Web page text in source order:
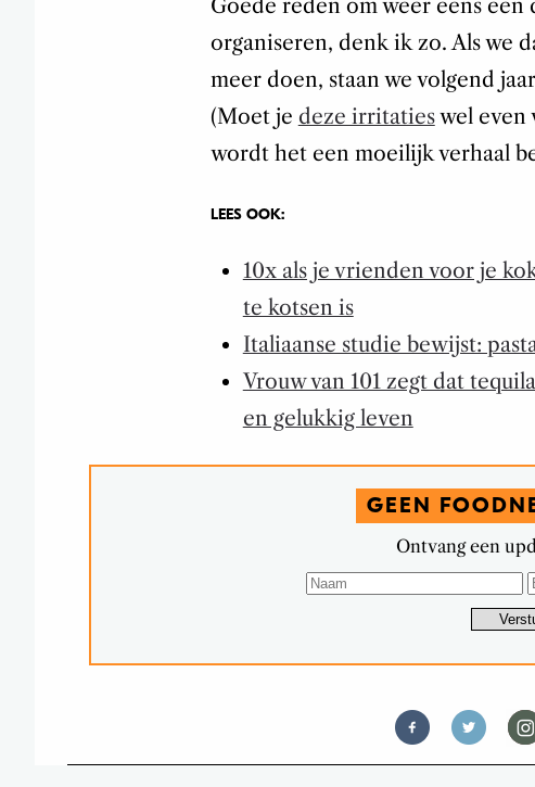
Goede reden om weer eens
organiseren, denk ik zo. Als we
meer doen, staan we volgend
(Moet je deze irritatieswel even
wordt het een moeilijk verhaal
LEES OOK:
10x als je vrienden voor je
te kotsen is
Italiaanse studie bewijst:
Vrouw van 101 zegt dat
en gelukkig leven
GEEN
Ontvang een